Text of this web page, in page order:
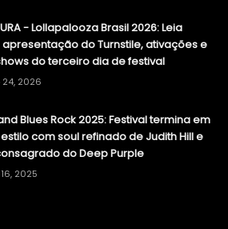
- Lollapalooza Brasil 2026: Leia
do Turnstile, ativações e
do terceiro dia de festival
2026
Blues Rock 2025: Festival termina em
com soul refinado de Judith Hill e
do Deep Purple
2025